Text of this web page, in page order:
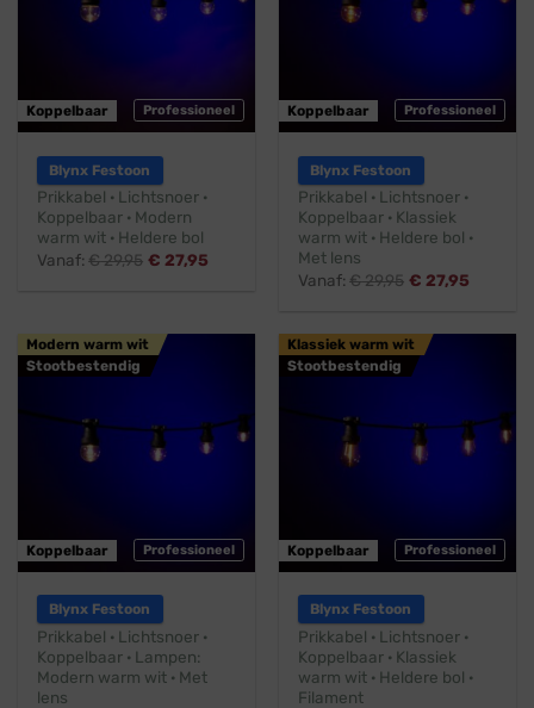
Professioneel
Koppelbaar
Blynx Festoon
Prikkabel · Lichtsnoer ·
Koppelbaar · Modern
warm wit · Heldere bol
Vanaf:€29,95 € 27,95
Professioneel
Koppelbaar
Blynx Festoon
Prikkabel · Lichtsnoer ·
Koppelbaar · Klassiek
warm wit · Heldere bol ·
Met lens
Vanaf:€29,95 € 27,95
Professioneel
Modern warm wit
Stootbestendig
Koppelbaar
Blynx Festoon
Prikkabel · Lichtsnoer ·
Koppelbaar · Lampen:
Modern warm wit · Met
lens
Professioneel
Klassiek warm wit
Stootbestendig
Koppelbaar
Blynx Festoon
Prikkabel · Lichtsnoer ·
Koppelbaar · Klassiek
warm wit · Heldere bol ·
Filament